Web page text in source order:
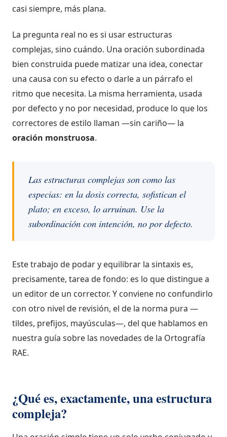
casi siempre, más plana.
La pregunta real no es si usar estructuras
complejas, sino cuándo. Una oración subordinada
bien construida puede matizar una idea, conectar
una causa con su efecto o darle a un párrafo el
ritmo que necesita. La misma herramienta, usada
por defecto y no por necesidad, produce lo que los
correctores de estilo llaman —sin cariño— la
oración monstruosa.
Las estructuras complejas son como las
especias: en la dosis correcta, sofistican el
plato; en exceso, lo arruinan. Use la
subordinación con intención, no por defecto.
Este trabajo de podar y equilibrar la sintaxis es,
precisamente, tarea de fondo: es lo que distinguea
un editor de un corrector. Y conviene no confundirlo
con otro nivel de revisión, el de la norma pura —
tildes, prefijos, mayúsculas—, del que hablamos en
nuestra guía sobre las novedades de la Ortografía
RAE.
¿Qué es, exactamente, una estructura
compleja?